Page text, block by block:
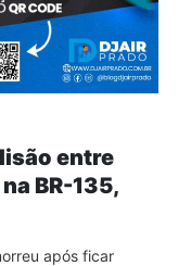
entre
BR-135,
após ficar